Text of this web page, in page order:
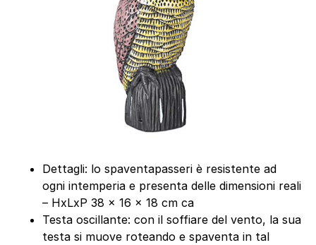
Dettagli: lo spaventapasseri è resistente ad
ogni intemperia e presenta delle dimensioni reali
– HxLxP 38 x 16 x 18 cm ca
Testa oscillante: con il soffiare del vento, la sua
testa si muove roteando e spaventa in tal